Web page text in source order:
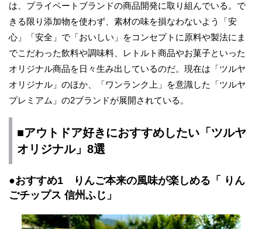
は、プライベートブランドの商品開発に取り組んでいる。で
きる限り添加物を使わず、素材の味を損なわないよう「安
心」「安全」で「おいしい」をコンセプトに原料や製法にま
でこだわった飲料や調味料、レトルト商品やお菓子といった
オリジナル商品を日々生み出しているのだ。現在は「ツルヤ
オリジナル」のほか、「ワンランク上」を意識した「ツルヤ
プレミアム」の2ブランドが展開されている。
■アウトドア好きにおすすめしたい「ツルヤ
オリジナル」8選
●おすすめ1 りんご本来の風味が楽しめる「 りん
ごチップス 信州ふじ」